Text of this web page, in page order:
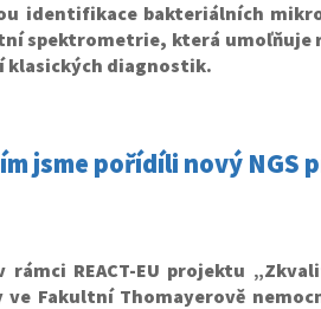
identifikace bakteriálních
spektrometrie, která umoľňuje
klasických diagnostik.
jsme pořídíli nový
rámci REACT-EU projektu
ve Fakultní Thomayerově